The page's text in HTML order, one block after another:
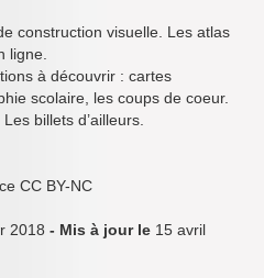
construction visuelle. Les atlas
ligne.
à découvrir : cartes
scolaire, les coups de coeur.
billets d’ailleurs.
CC BY-NC
2018 - Mis à jour le 15 avril